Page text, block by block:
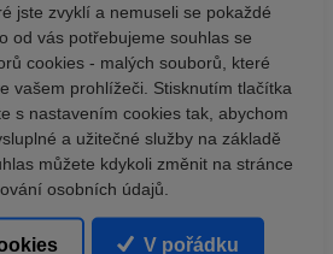
jste zvyklí a nemuseli se pokaždé
od vás potřebujeme souhlas se
cookies - malých souborů, které
vašem prohlížeči. Stisknutím tlačítka
s nastavením cookies tak, abychom
a užitečné služby na základě
můžete kdykoli změnit na stránce
osobních údajů.
V pořádku